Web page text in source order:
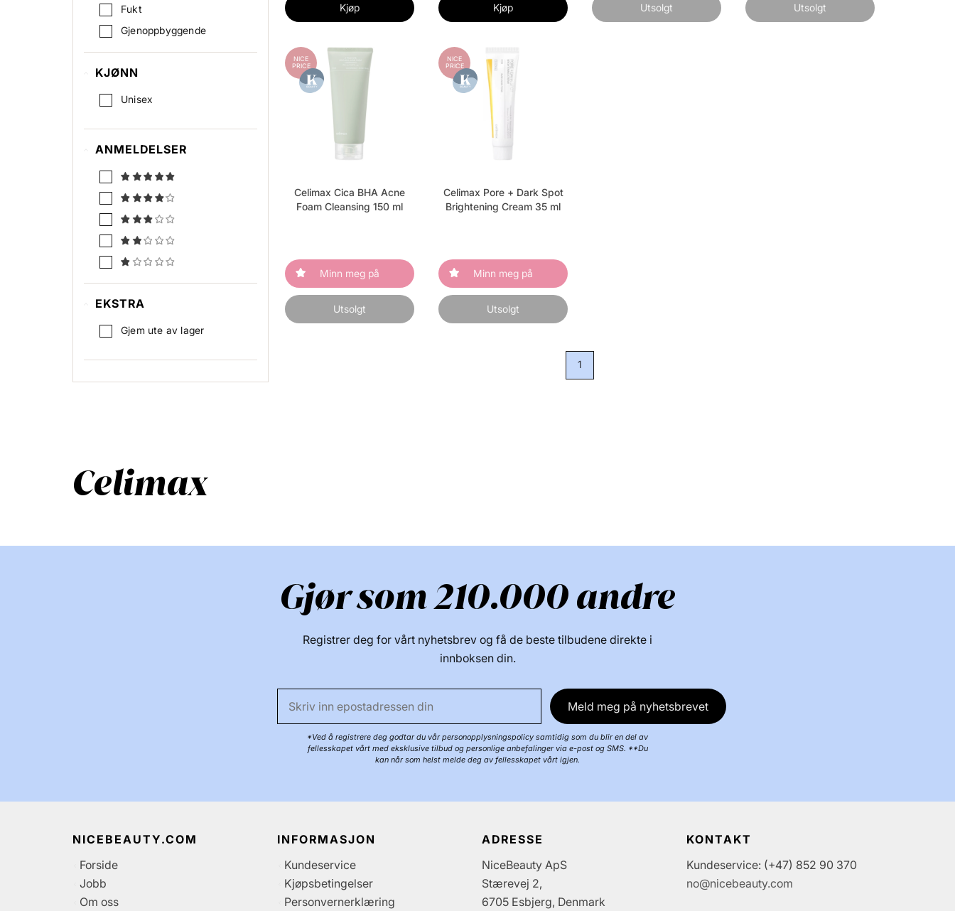
Fukt
Gjenoppbyggende
Glød
Helbreder Huden
Irritasjon/Kløe
Oppstrammende
Pigmentendringer
Pore minimering
Repair / Gjenoppbyggende
Rynker / fine linjer
Rødhet
UV-beskyttelse
KJØNN
Unisex
ANMELDELSER
EKSTRA
Gjem ute av lager
Kjøp Kjøp Utsolgt Utsolgt
NICE
PRICE
Celimax Cica BHA Acne
Foam Cleansing 150 ml
Minn meg på
Utsolgt
NICE
PRICE
Celimax Pore + Dark Spot
Brightening Cream 35 ml
Minn meg på
Utsolgt
1
Celimax
Gjør som 210.000 andre
Registrer deg for vårt nyhetsbrev og få de beste tilbudene direkte i
innboksen din.
Meld meg på nyhetsbrevet
*Ved å registrere deg godtar du vår personopplysningspolicy samtidig som du blir en del av
fellesskapet vårt med eksklusive tilbud og personlige anbefalinger via e-post og SMS. **Du
kan når som helst melde deg av fellesskapet vårt igjen.
NICEBEAUTY.COM
Forside
Jobb
Om oss
INFORMASJON
Kundeservice
Kjøpsbetingelser
Personvernerklæring
ADRESSE
NiceBeauty ApS
Stærevej 2,
6705 Esbjerg, Denmark
KONTAKT
Kundeservice: (+47) 852 90 370
no@nicebeauty.com